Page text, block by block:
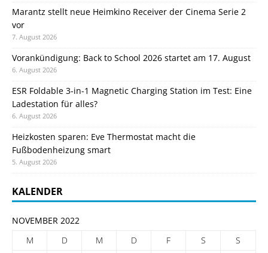
Marantz stellt neue Heimkino Receiver der Cinema Serie 2
vor
7. August 2026
Vorankündigung: Back to School 2026 startet am 17. August
6. August 2026
ESR Foldable 3-in-1 Magnetic Charging Station im Test: Eine
Ladestation für alles?
6. August 2026
Heizkosten sparen: Eve Thermostat macht die
Fußbodenheizung smart
5. August 2026
KALENDER
NOVEMBER 2022
M
D M D F S S